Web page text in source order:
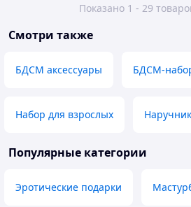
Показано 1 - 29
Смотри также
БДСМ аксессуары БДСМ-
Набор для взрослых
Популярные категории
Эротические подарки